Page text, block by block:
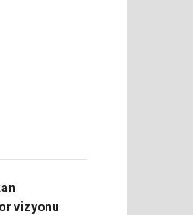
vizyonu